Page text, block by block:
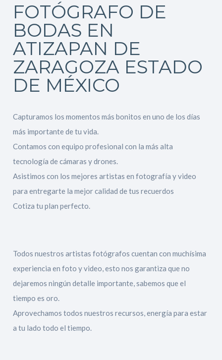
FOTÓGRAFO DE
BODAS EN
ATIZAPAN DE
ZARAGOZA ESTADO
DE MÉXICO
Capturamos los momentos más bonitos en uno de los días
más importante de tu vida.
Contamos con equipo profesional con la más alta
tecnología de cámaras y drones.
Asistimos con los mejores artistas en fotografía y video
para entregarte la mejor calidad de tus recuerdos
Cotiza tu plan perfecto.
Todos nuestros artistas fotógrafos cuentan con muchísima
experiencia en foto y video, esto nos garantiza que no
dejaremos ningún detalle importante, sabemos que el
tiempo es oro.
Aprovechamos todos nuestros recursos, energía para estar
a tu lado todo el tiempo.